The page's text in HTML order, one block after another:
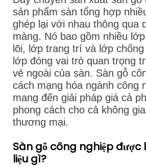
sản phẩm sàn tổng hợp
ghép lại với nhau thông qua
màng. Nó bao gồm nhiều
lõi, lớp trang trí và lớp
lớp đóng vai trò quan trọng
vẻ ngoài của sàn. Sàn gỗ
cách mạng hóa ngành công
mang đến giải pháp giá cả
phong cách cho cả không
thương mại.
Sàn gỗ công nghiệp
liệu gì?